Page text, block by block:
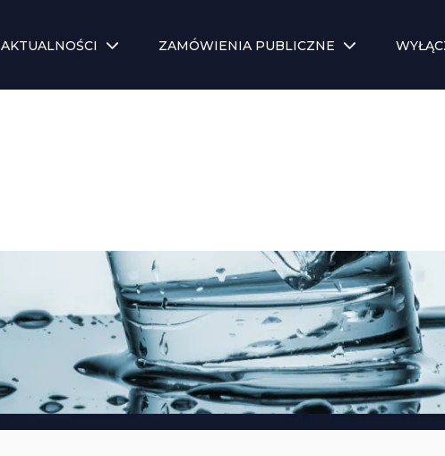
AKTUALNOŚCI ZAMÓWIENIA PUBLICZNE